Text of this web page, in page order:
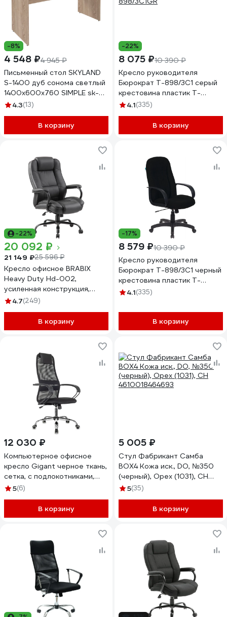
-8%
4 548 ₽4 945 ₽
Письменный стол SKYLAND
S-1400 дуб сонома светлый
1400x600x760 SIMPLE sk-
01233970
4.3(13)
В корзину
-22%
8 075 ₽10 390 ₽
Кресло руководителя
Бюрократ T-898/3C1 серый
крестовина пластик T-
898/3C1GR
4.1(335)
В корзину
-22%
20 092 ₽
21 149 ₽25 596 ₽
Кресло офисное BRABIX
Heavy Duty Hd-002,
усиленная конструкция,
Нагрузка 200 кг экокожа
4.7(249)
В корзину
-17%
8 579 ₽10 390 ₽
Кресло руководителя
Бюрократ T-898/3C1 черный
крестовина пластик T-
898/3C11BL
4.1(335)
В корзину
12 030 ₽
Компьютерное офисное
кресло Gigant черное ткань,
сетка, с подлокотниками,
хром, 120 кг GCH-12
5(6)
В корзину
5 005 ₽
Стул Фабрикант Самба
BOX4 Кожа иск., DO, №350
(черный), Орех (1031), CH
4610018464693
5(35)
В корзину